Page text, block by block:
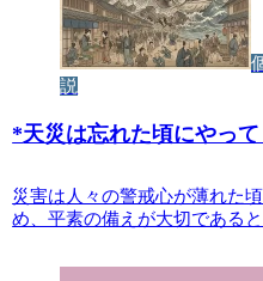
説
*天災は忘れた頃にやっ
災害は人々の警戒心が薄れた
め、平素の備えが大切であると